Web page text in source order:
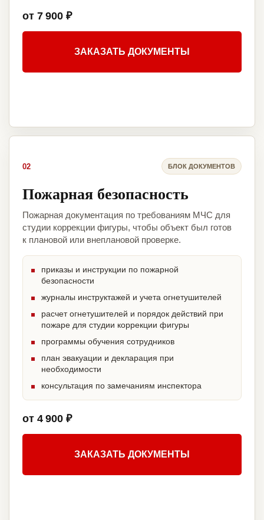
от 7 900 ₽
ЗАКАЗАТЬ ДОКУМЕНТЫ
02 БЛОК ДОКУМЕНТОВ
Пожарная безопасность
Пожарная документация по требованиям МЧС для
студии коррекции фигуры, чтобы объект был готов
к плановой или внеплановой проверке.
приказы и инструкции по пожарной
безопасности
журналы инструктажей и учета огнетушителей
расчет огнетушителей и порядок действий при
пожаре для студии коррекции фигуры
программы обучения сотрудников
план эвакуации и декларация при
необходимости
консультация по замечаниям инспектора
от 4 900 ₽
ЗАКАЗАТЬ ДОКУМЕНТЫ